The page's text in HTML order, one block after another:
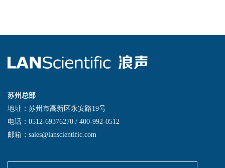
苏州总部
地址：苏州市高新区永安路19号
电话：0512-69376270 / 400-992-0512
邮箱：sales@lanscientific.com